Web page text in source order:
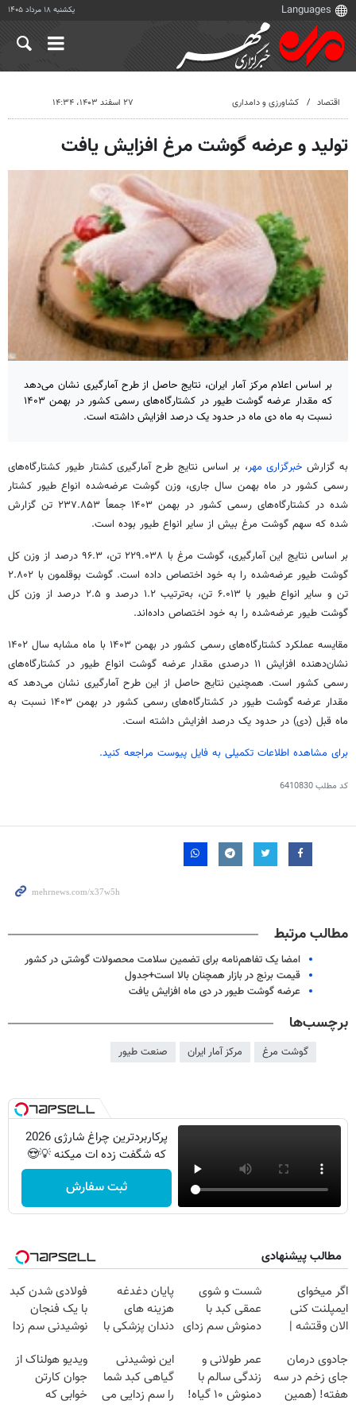
یکشنبه ۱۸ مرداد ۱۴۰۵
اقتصاد کشاورزی و دامداری ۲۷ اسفند ۱۴۰۳، ۱۴:۳۴
تولید و عرضه گوشت مرغ افزایش یافت
بر اساس اعلام مرکز آمار ایران، نتایج حاصل از طرح آمارگیری نشان می‌دهد
که مقدار عرضه گوشت طیور در کشتارگاه‌های رسمی کشور در بهمن ۱۴۰۳
نسبت به ماه دی ماه در حدود یک درصد افزایش داشته است.
به گزارش خبرگزاری مهر، بر اساس نتایج طرح آمارگیری کشتار طیور کشتارگاه‌های
رسمی کشور در ماه بهمن سال جاری، وزن گوشت عرضه‌شده انواع طیور کشتار
شده در کشتارگاه‌های رسمی کشور در بهمن ۱۴۰۳ جمعاً ۲۳۷.۸۵۳ تن گزارش
شده که سهم گوشت مرغ بیش از سایر انواع طیور بوده است.
بر اساس نتایج این آمارگیری، گوشت مرغ با ۲۲۹.۰۳۸ تن، ۹۶.۳ درصد از وزن کل
گوشت طیور عرضه‌شده را به خود اختصاص داده است. گوشت بوقلمون با ۲.۸۰۲
تن و سایر انواع طیور با ۶.۰۱۳ تن، به‌ترتیب ۱.۲ درصد و ۲.۵ درصد از وزن کل
گوشت طیور عرضه‌شده را به خود اختصاص داده‌اند.
مقایسه عملکرد کشتارگاه‌های رسمی کشور در بهمن ۱۴۰۳ با ماه مشابه سال ۱۴۰۲
نشان‌دهنده افزایش ۱۱ درصدی مقدار عرضه گوشت انواع طیور در کشتارگاه‌های
رسمی کشور است. همچنین نتایج حاصل از این طرح آمارگیری نشان می‌دهد که
مقدار عرضه گوشت طیور در کشتارگاه‌های رسمی کشور در بهمن ۱۴۰۳ نسبت به
ماه قبل (دی) در حدود یک درصد افزایش داشته است.
برای مشاهده اطلاعات تکمیلی به فایل پیوست مراجعه کنید.
کد مطلب6410830
مطالب مرتبط
امضا یک تفاهم‌نامه‌ برای تضمین سلامت محصولات گوشتی در کشور
قیمت برنج در بازار همچنان بالا است+جدول
عرضه گوشت طیور در دی ماه افزایش یافت
برچسب‌ها
گوشت مرغ مرکز آمار ایران صنعت طیور
پرکاربردترین چراغ شارژی 2026
که شگفت زده ات میکنه 💡😍
ثبت سفارش
مطالب پیشنهادی
اگر میخوای
ایمپلنت کنی
الان وقتشه |
میلیون تومان!!!
شست و شوی
عمقی کبد با
دمنوش سم زدای
پایان دغدغه
هزینه های
دندان پزشکی با
خانگی
فولادی شدن کبد
با یک فنجان
نوشیدنی سم زدا
جادوی درمان
جای زخم در سه
هفته! (همین
عمر طولانی و
زندگی سالم با
دمنوش ۱۰ گیاه!
این نوشیدنی
گیاهی کبد شما
را سم زدایی می
ویدیو هولناک از
جوان کارتن
خوابی که